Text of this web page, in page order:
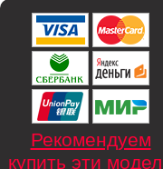
Рекомендуем
купить эти